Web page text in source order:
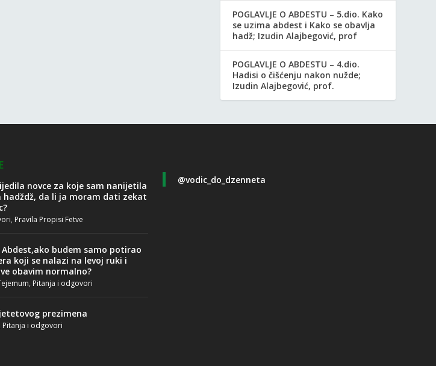
POGLAVLJE O ABDESTU – 5.dio. Kako
se uzima abdest i Kako se obavlja
hadž; Izudin Alajbegović, prof
POGLAVLJE O ABDESTU – 4.dio.
Hadisi o čišćenju nakon nužde;
Izudin Alajbegović, prof.
novce za koje sam nanijetila
hadždž, da li ja moram dati zekat
, Pravila Propisi Fetve
Abdest,ako budem samo potirao
koji se nalazi na levoj ruki i
obavim normalno?
, Pitanja i odgovori
prezimena
Pitanja i odgovori
@vodic_do_dzenneta